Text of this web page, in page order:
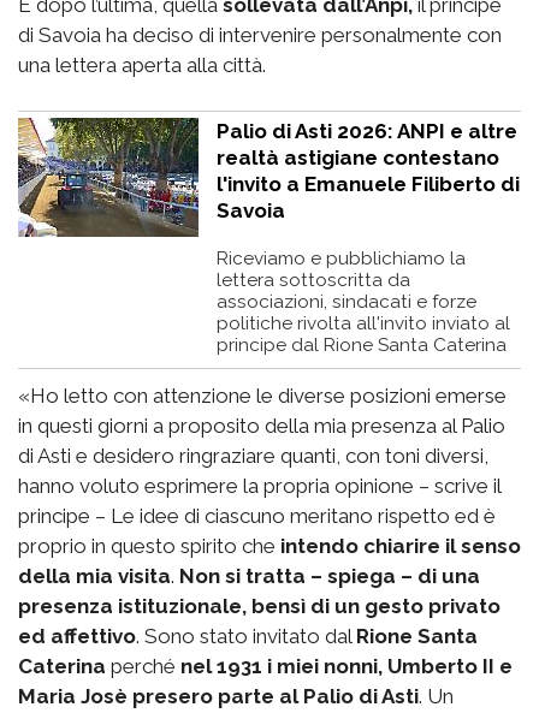
E dopo l’ultima, quella sollevata dall’Anpi, il principe
di Savoia ha deciso di intervenire personalmente con
una lettera aperta alla città.
Palio di Asti 2026: ANPI e altre
realtà astigiane contestano
l'invito a Emanuele Filiberto di
Savoia
Riceviamo e pubblichiamo la
lettera sottoscritta da
associazioni, sindacati e forze
politiche rivolta all'invito inviato al
principe dal Rione Santa Caterina
«Ho letto con attenzione le diverse posizioni emerse
in questi giorni a proposito della mia presenza al Palio
di Asti e desidero ringraziare quanti, con toni diversi,
hanno voluto esprimere la propria opinione – scrive il
principe – Le idee di ciascuno meritano rispetto ed è
proprio in questo spirito che intendo chiarire il senso
della mia visita. Non si tratta – spiega – di una
presenza istituzionale, bensì di un gesto privato
ed affettivo. Sono stato invitato dal Rione Santa
Caterina perché nel 1931 i miei nonni, Umberto II e
Maria Josè presero parte al Palio di Asti. Un